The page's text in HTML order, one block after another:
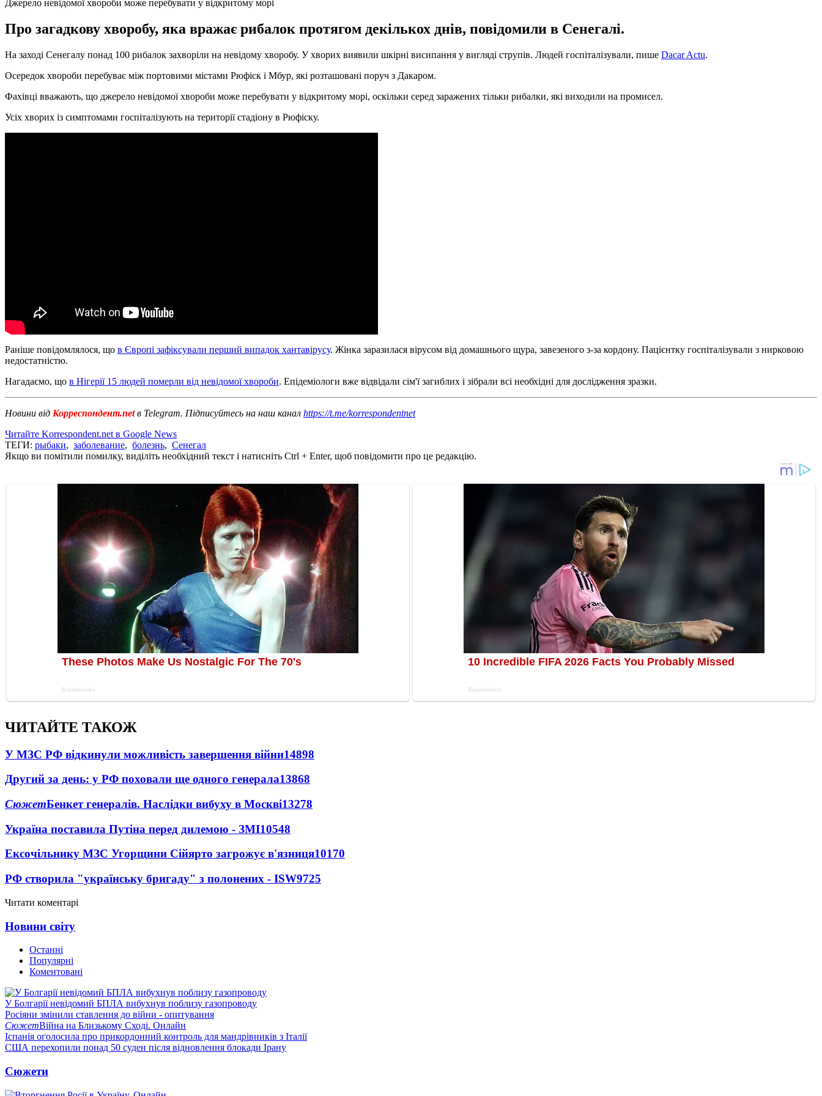
Джерело невідомої хвороби може перебувати у відкритому морі
Про загадкову хворобу, яка вражає рибалок протягом декількох днів, повідомили в Сенегалі.
На заході Сенегалу понад 100 рибалок захворіли на невідому хворобу. У хворих виявили шкірні висипання у вигляді струпів. Людей госпіталізували, пише Dacar Actu.
Осередок хвороби перебуває між портовими містами Рюфіск і Мбур, які розташовані поруч з Дакаром.
Фахівці вважають, що джерело невідомої хвороби може перебувати у відкритому морі, оскільки серед заражених тільки рибалки, які виходили на промисел.
Усіх хворих із симптомами госпіталізують на території стадіону в Рюфіску.
Раніше повідомлялося, що в Європі зафіксували перший випадок хантавірусу. Жінка заразилася вірусом від домашнього щура, завезеного з-за кордону. Пацієнтку госпіталізували з нирковою
недостатністю.
Нагадаємо, що в Нігерії 15 людей померли від невідомої хвороби. Епідеміологи вже відвідали сім'ї загиблих і зібрали всі необхідні для дослідження зразки.
Новини від Корреспондент.netв Telegram. Підписуйтесь на наш канал https://t.me/korrespondentnet
Читайте Korrespondent.net в Google News
ТЕГИ: рыбаки, заболевание, болезнь, Сенегал
Якщо ви помітили помилку, виділіть необхідний текст і натисніть Ctrl + Enter, щоб повідомити про це редакцію.
ЧИТАЙТЕ ТАКОЖ
У МЗС РФ відкинули можливість завершення війни14898
Другий за день: у РФ поховали ще одного генерала13868
СюжетБенкет генералів. Наслідки вибуху в Москві13278
Україна поставила Путіна перед дилемою - ЗМІ10548
Ексочільнику МЗС Угорщини Сійярто загрожує в'язниця10170
РФ створила "українську бригаду" з полонених - ISW9725
Читати коментарі
Новини світу
Останні
Популярні
Коментовані
У Болгарії невідомий БПЛА вибухнув поблизу газопроводу
Росіяни змінили ставлення до війни - опитування
СюжетВійна на Близькому Сході. Онлайн
Іспанія оголосила про прикордонний контроль для мандрівників з Італії
США перехопили понад 50 суден після відновлення блокади Ірану
Сюжети